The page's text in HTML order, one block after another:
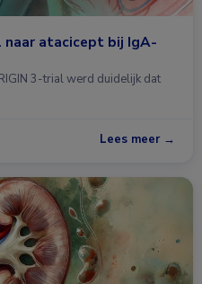
naar atacicept bij IgA-
3-trial werd duidelijk dat
Lees meer →